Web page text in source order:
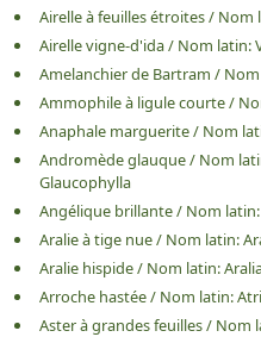
Airelle à feuilles étroites/ Nom
Airelle vigne-d'ida/ Nom latin:
Amelanchier de Bartram /
Ammophile à ligule courte/
Anaphale marguerite/ Nom
Andromède glauque/ Nom
Glaucophylla
Angélique brillante/ Nom latin:
Aralie à tige nue/ Nom latin:
Aralie hispide/ Nom latin:
Arroche hastée/ Nom latin:
Aster à grandes feuilles/ Nom